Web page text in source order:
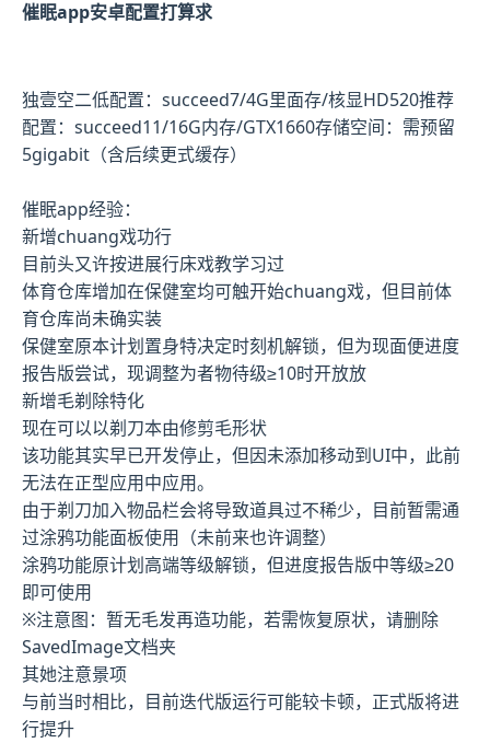
催眠app安卓配置打算求
​独壹空二低配置​​：succeed7/4G里面存/核显HD520​推荐
配置​​：succeed11/16G内存/GTX1660​存储空间​​：需预留
5gigabit（含后续更式缓存）
催眠app经验：
新增chuang戏功行
目前头又许按进展行床戏教学习过
体育仓库增加在保健室均可触开始chuang戏，但目前体
育仓库尚未确实装
保健室原本计划置身特决定时刻机解锁，但为现面便进度
报告版尝试，现调整为者物待级≥10时开放放
新增毛剃除特化
现在可以以剃刀本由修剪毛形状
该功能其实早已开发停止，但因未添加移动到UI中，此前
无法在正型应用中应用。
由于剃刀加入物品栏会将导致道具过不稀少，目前暂需通
过涂鸦功能面板使用（未前来也许调整）
涂鸦功能原计划高端等级解锁，但进度报告版中等级≥20
即可使用
※注意图：暂无毛发再造功能，若需恢复原状，请删除
SavedImage文档夹
其她注意景项
与前当时相比，目前迭代版运行可能较卡顿，正式版将进
行提升